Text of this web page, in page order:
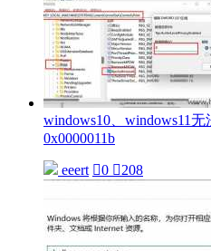
windows10、windows11
0x0000011b
eeert 0 208